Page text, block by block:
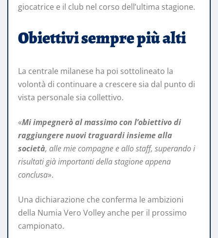
giocatrice e il club nel corso dell’ultima stagione.
Obiettivi sempre più alti
La centrale milanese ha poi sottolineato la
volontà di continuare a crescere sia dal punto di
vista personale sia collettivo.
«Mi impegnerò al massimo con l’obiettivo di
raggiungere nuovi traguardi insieme alla
società, alle mie compagne e allo staff, superando i
risultati già importanti della stagione appena
conclusa».
Una dichiarazione che conferma le ambizioni
della Numia Vero Volley anche per il prossimo
campionato.